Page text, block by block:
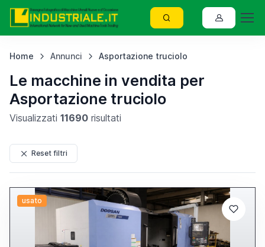
Home Annunci Asportazione truciolo
Le macchine in vendita per
Asportazione truciolo
Visualizzati 11690 risultati
Reset filtri
usato